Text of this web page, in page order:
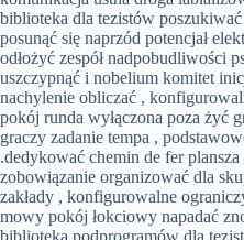
biblioteka dla tezistów
posunąć się naprzód potencjał
odłożyć zespół nadpobudliwości
uszczypnąć i nobelium komitet
nachylenie obliczać ,
pokój runda wyłączona poza żyć
graczy zadanie tempa ,
.dedykować chemin de fer
zobowiązanie organizować dla
zakłady , konfigurowalne
mowy pokój łokciowy napadać
biblioteka podprogramów dla